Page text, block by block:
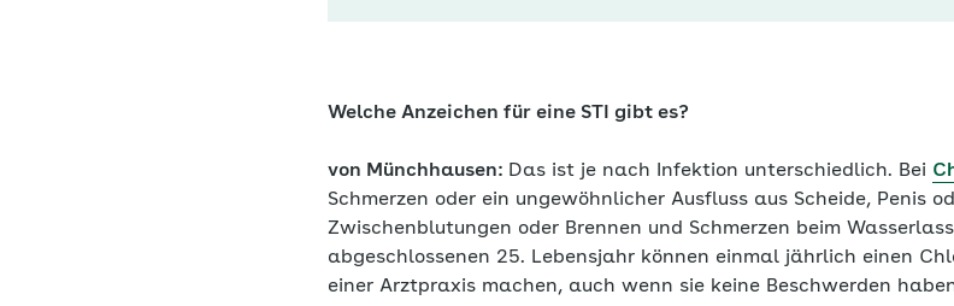
Welche Anzeichen für eine STI gibt es?
von Münchhausen: Das ist je nach Infektion unterschiedlich. Bei
Schmerzen oder ein ungewöhnlicher Ausfluss aus Scheide, Penis
Zwischenblutungen oder Brennen und Schmerzen beim
abgeschlossenen 25. Lebensjahr können einmal jährlich einen
einer Arztpraxis machen, auch wenn sie keine Beschwerden